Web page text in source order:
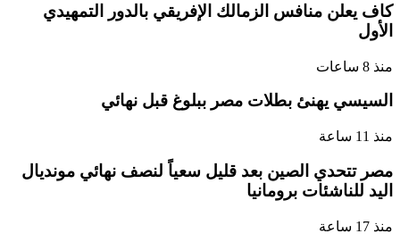
كاف يعلن منافس الزمالك الإفريقي بالدور التمهيدي
الأول
منذ 8 ساعات
السيسي يهنئ بطلات مصر ببلوغ قبل نهائي
منذ 11 ساعة
مصر تتحدي الصين بعد قليل سعياً لنصف نهائي مونديال
اليد للناشئات برومانيا
منذ 17 ساعة